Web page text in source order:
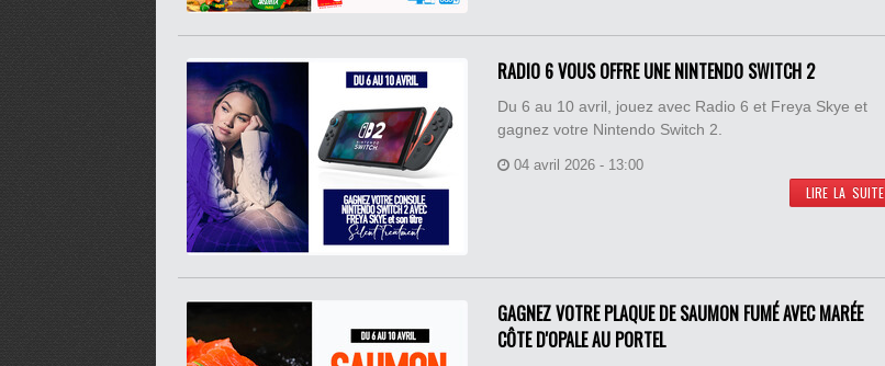
RADIO 6 VOUS OFFRE UNE NINTENDO SWITCH 2
Du 6 au 10 avril, jouez avec Radio 6 et Freya Skye et
gagnez votre Nintendo Switch 2.
04 avril 2026 - 13:00
LIRE LA SUITE
GAGNEZ VOTRE PLAQUE DE SAUMON FUMÉ AVEC MARÉE
CÔTE D'OPALE AU PORTEL